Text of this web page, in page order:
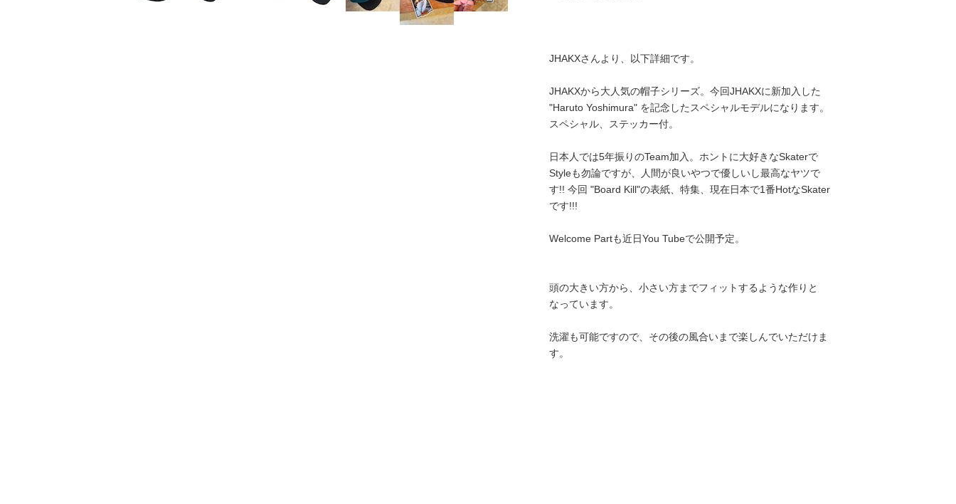
JHAKXさんより、以下詳細です。
JHAKXから大人気の帽子シリーズ。今回JHAKXに新加入した
"Haruto Yoshimura" を記念したスペシャルモデルになります。
スペシャル、ステッカー付。
日本人では5年振りのTeam加入。ホントに大好きなSkaterで
Styleも勿論ですが、人間が良いやつで優しいし最高なヤツで
す!! 今回 "Board Kill"の表紙、特集、現在日本で1番HotなSkater
です!!!
Welcome Partも近日You Tubeで公開予定。
頭の大きい方から、小さい方までフィットするような作りと
なっています。
洗濯も可能ですので、その後の風合いまで楽しんでいただけま
す。